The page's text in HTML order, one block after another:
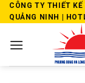
Skip
to
CÔNG TY THIẾT
QUẢNG NINH |